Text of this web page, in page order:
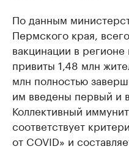
По данным
Пермского края,
вакцинации в
привиты 1,48 млн
млн полностью
им введены первый и
Коллективный
соответствует
от COVID» и